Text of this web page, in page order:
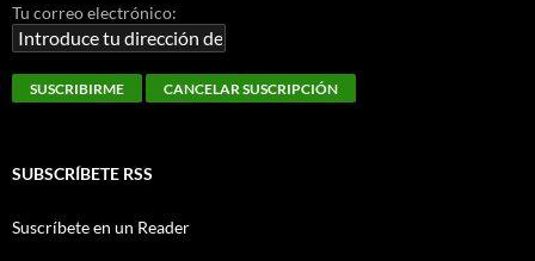
Tu correo electrónico:
SUBSCRÍBETE RSS
Suscríbete en un Reader